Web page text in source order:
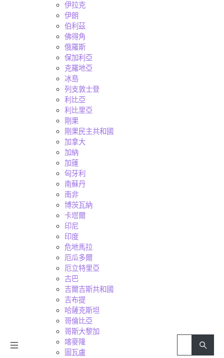
伊拉克
伊朗
伯利茲
佛得角
俄羅斯
保加利亞
克羅地亞
冰島
列支敦士登
利比亞
利比里亞
剛果
剛果民主共和國
加拿大
加納
加蓬
匈牙利
南蘇丹
南非
博茨瓦納
卡塔爾
印尼
印度
危地馬拉
厄瓜多爾
厄立特里亞
古巴
吉爾吉斯共和國
吉布提
哈薩克斯坦
哥倫比亞
哥斯大黎加
喀麥隆
圖瓦盧